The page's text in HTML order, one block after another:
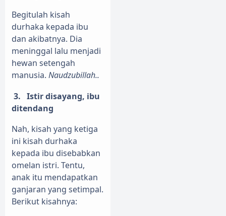
Begitulah kisah
durhaka kepada ibu
dan akibatnya. Dia
meninggal lalu menjadi
hewan setengah
manusia. Naudzubillah..
3. Istir disayang, ibu
ditendang
Nah, kisah yang ketiga
ini kisah durhaka
kepada ibu disebabkan
omelan istri. Tentu,
anak itu mendapatkan
ganjaran yang setimpal.
Berikut kisahnya: